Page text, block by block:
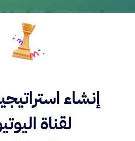
إنشاء
لقناة